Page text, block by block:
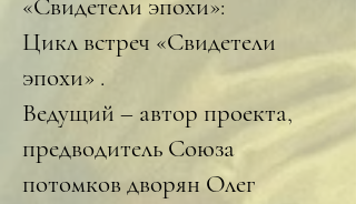
«Свидетели эпохи»:
Цикл встреч «Свидетели
эпохи» .
Ведущий – автор проекта,
предводитель Союза
потомков дворян Олег